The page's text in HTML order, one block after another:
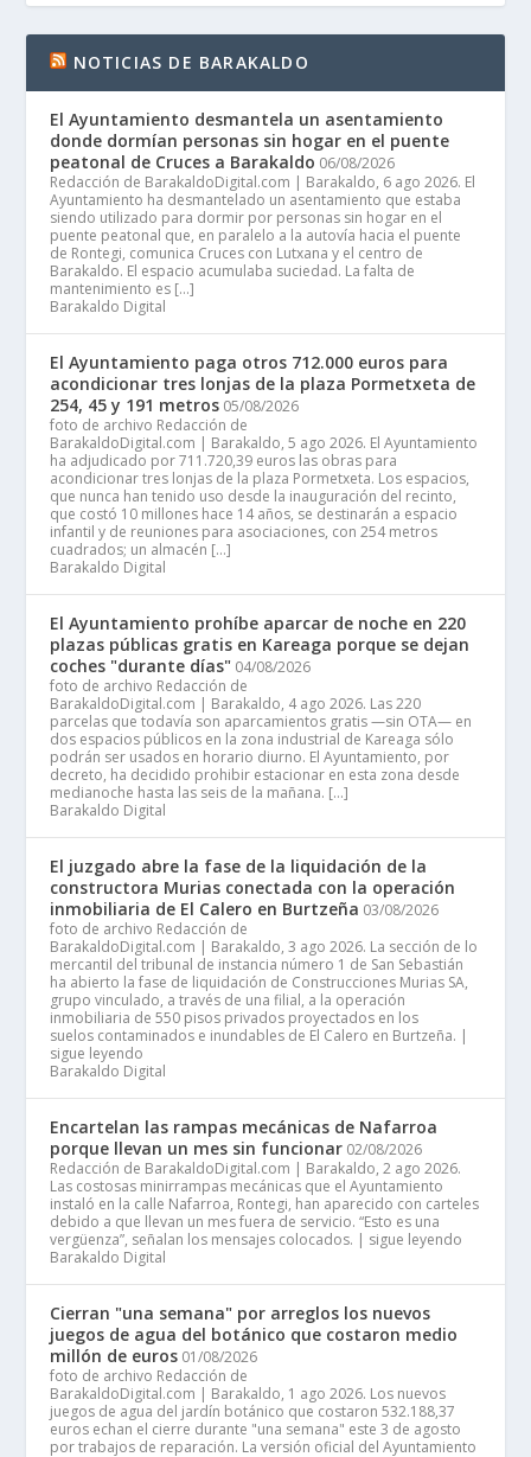
NOTICIAS DE BARAKALDO
El Ayuntamiento desmantela un asentamiento
donde dormían personas sin hogar en el puente
peatonal de Cruces a Barakaldo 06/08/2026
Redacción de BarakaldoDigital.com | Barakaldo, 6 ago 2026. El
Ayuntamiento ha desmantelado un asentamiento que estaba
siendo utilizado para dormir por personas sin hogar en el
puente peatonal que, en paralelo a la autovía hacia el puente
de Rontegi, comunica Cruces con Lutxana y el centro de
Barakaldo. El espacio acumulaba suciedad. La falta de
mantenimiento es […]
Barakaldo Digital
El Ayuntamiento paga otros 712.000 euros para
acondicionar tres lonjas de la plaza Pormetxeta de
254, 45 y 191 metros 05/08/2026
foto de archivo Redacción de
BarakaldoDigital.com | Barakaldo, 5 ago 2026. El Ayuntamiento
ha adjudicado por 711.720,39 euros las obras para
acondicionar tres lonjas de la plaza Pormetxeta. Los espacios,
que nunca han tenido uso desde la inauguración del recinto,
que costó 10 millones hace 14 años, se destinarán a espacio
infantil y de reuniones para asociaciones, con 254 metros
cuadrados; un almacén […]
Barakaldo Digital
El Ayuntamiento prohíbe aparcar de noche en 220
plazas públicas gratis en Kareaga porque se dejan
coches "durante días" 04/08/2026
foto de archivo Redacción de
BarakaldoDigital.com | Barakaldo, 4 ago 2026. Las 220
parcelas que todavía son aparcamientos gratis —sin OTA— en
dos espacios públicos en la zona industrial de Kareaga sólo
podrán ser usados en horario diurno. El Ayuntamiento, por
decreto, ha decidido prohibir estacionar en esta zona desde
medianoche hasta las seis de la mañana. […]
Barakaldo Digital
El juzgado abre la fase de la liquidación de la
constructora Murias conectada con la operación
inmobiliaria de El Calero en Burtzeña 03/08/2026
foto de archivo Redacción de
BarakaldoDigital.com | Barakaldo, 3 ago 2026. La sección de lo
mercantil del tribunal de instancia número 1 de San Sebastián
ha abierto la fase de liquidación de Construcciones Murias SA,
grupo vinculado, a través de una filial, a la operación
inmobiliaria de 550 pisos privados proyectados en los
suelos contaminados e inundables de El Calero en Burtzeña. |
sigue leyendo
Barakaldo Digital
Encartelan las rampas mecánicas de Nafarroa
porque llevan un mes sin funcionar 02/08/2026
Redacción de BarakaldoDigital.com | Barakaldo, 2 ago 2026.
Las costosas minirrampas mecánicas que el Ayuntamiento
instaló en la calle Nafarroa, Rontegi, han aparecido con carteles
debido a que llevan un mes fuera de servicio. “Esto es una
vergüenza”, señalan los mensajes colocados. | sigue leyendo
Barakaldo Digital
Cierran "una semana" por arreglos los nuevos
juegos de agua del botánico que costaron medio
millón de euros 01/08/2026
foto de archivo Redacción de
BarakaldoDigital.com | Barakaldo, 1 ago 2026. Los nuevos
juegos de agua del jardín botánico que costaron 532.188,37
euros echan el cierre durante "una semana" este 3 de agosto
por trabajos de reparación. La versión oficial del Ayuntamiento